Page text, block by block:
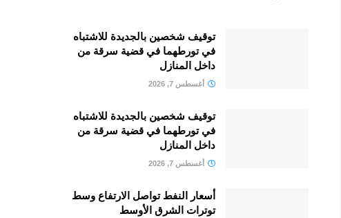
توقيف شخصين بالجديدة للاشتباه
في تورطهما في قضية سرقة من
داخل المنازل
أغسطس 7, 2026
توقيف شخصين بالجديدة للاشتباه
في تورطهما في قضية سرقة من
داخل المنازل
أغسطس 7, 2026
أسعار النفط تواصل الارتفاع وسط
توترات الشرق الأوسط